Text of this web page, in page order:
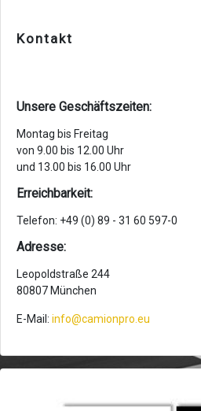
Kontakt
Unsere Geschäftszeiten:
Montag bis Freitag
von 9.00 bis 12.00 Uhr
und 13.00 bis 16.00 Uhr
Erreichbarkeit:
Telefon: +49 (0) 89 - 31 60 597-0
Adresse:
Leopoldstraße 244
80807 München
E-Mail: info@camionpro.eu